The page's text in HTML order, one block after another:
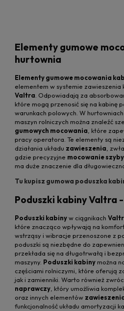
Elementy gumowe
hurtownia
Elementy gumowe mocowania
elementem w systemie zawieszenia
Valtra . Odpowiadają za
które mogą przenosić się na kabinę
warunkach polowych. W
maszyn rolniczych można znaleźć
gumowych mocowania , które
pracy operatora. Te elementy są
działania układu zawieszenia ,
gdzie precyzyjne mocowanie szyby
ma duże znaczenie dla
Tu kupisz gumowa poduszka
Poduszki kabiny Valtra
Poduszki kabinyw ciągnikach
które znacząco wpływają na
wstrząsy i wibracje przenoszone z
poduszki są niezbędne do
przekłada się na długotrwałą i
maszyny. Poduszki kabiny można
częściami rolniczymi, które oferują
jak i zamienniki. Warto również
naprawczy, który umożliwia
oraz innych elementów
funkcjonalność układu amortyzacji